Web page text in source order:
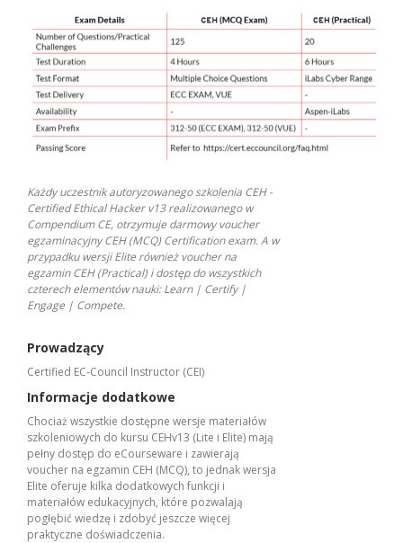
Każdy uczestnik autoryzowanego szkolenia CEH -
Certified Ethical Hacker v13 realizowanego w
Compendium CE, otrzymuje darmowy voucher
egzaminacyjny CEH (MCQ) Certification exam. A w
przypadku wersji Elite również voucher na
egzamin CEH (Practical) i dostęp do wszystkich
czterech elementów nauki: Learn | Certify |
Engage | Compete.
Prowadzący
Certified EC-Council Instructor (CEI)
Informacje dodatkowe
Chociaż wszystkie dostępne wersje materiałów
szkoleniowych do kursu CEHv13 (Lite i Elite) mają
pełny dostęp do eCourseware i zawierają
voucher na egzamin CEH (MCQ), to jednak wersja
Elite oferuje kilka dodatkowych funkcji i
materiałów edukacyjnych, które pozwalają
pogłębić wiedzę i zdobyć jeszcze więcej
praktyczne doświadczenia.